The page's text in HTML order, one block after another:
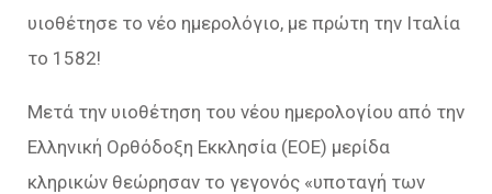
υιοθέτησε το νέο ημερολόγιο, με πρώτη την Ιταλία
το 1582!
Μετά την υιοθέτηση του νέου ημερολογίου από την
Ελληνική Ορθόδοξη Εκκλησία (ΕΟΕ) μερίδα
κληρικών θεώρησαν το γεγονός «υποταγή των